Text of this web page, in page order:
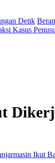
Detik
Kasus